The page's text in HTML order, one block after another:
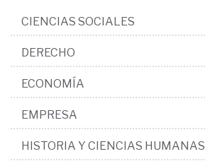
CIENCIAS SOCIALES
DERECHO
ECONOMÍA
EMPRESA
HISTORIA Y CIENCIAS HUMANAS